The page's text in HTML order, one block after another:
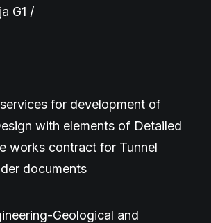
G1 /
for development of
with elements of Detailed
works contract for Tunnel
documents
Geological and